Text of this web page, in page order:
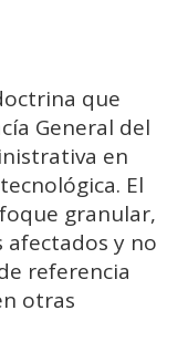
que
General del
en
El
granular,
y no
referencia
otras